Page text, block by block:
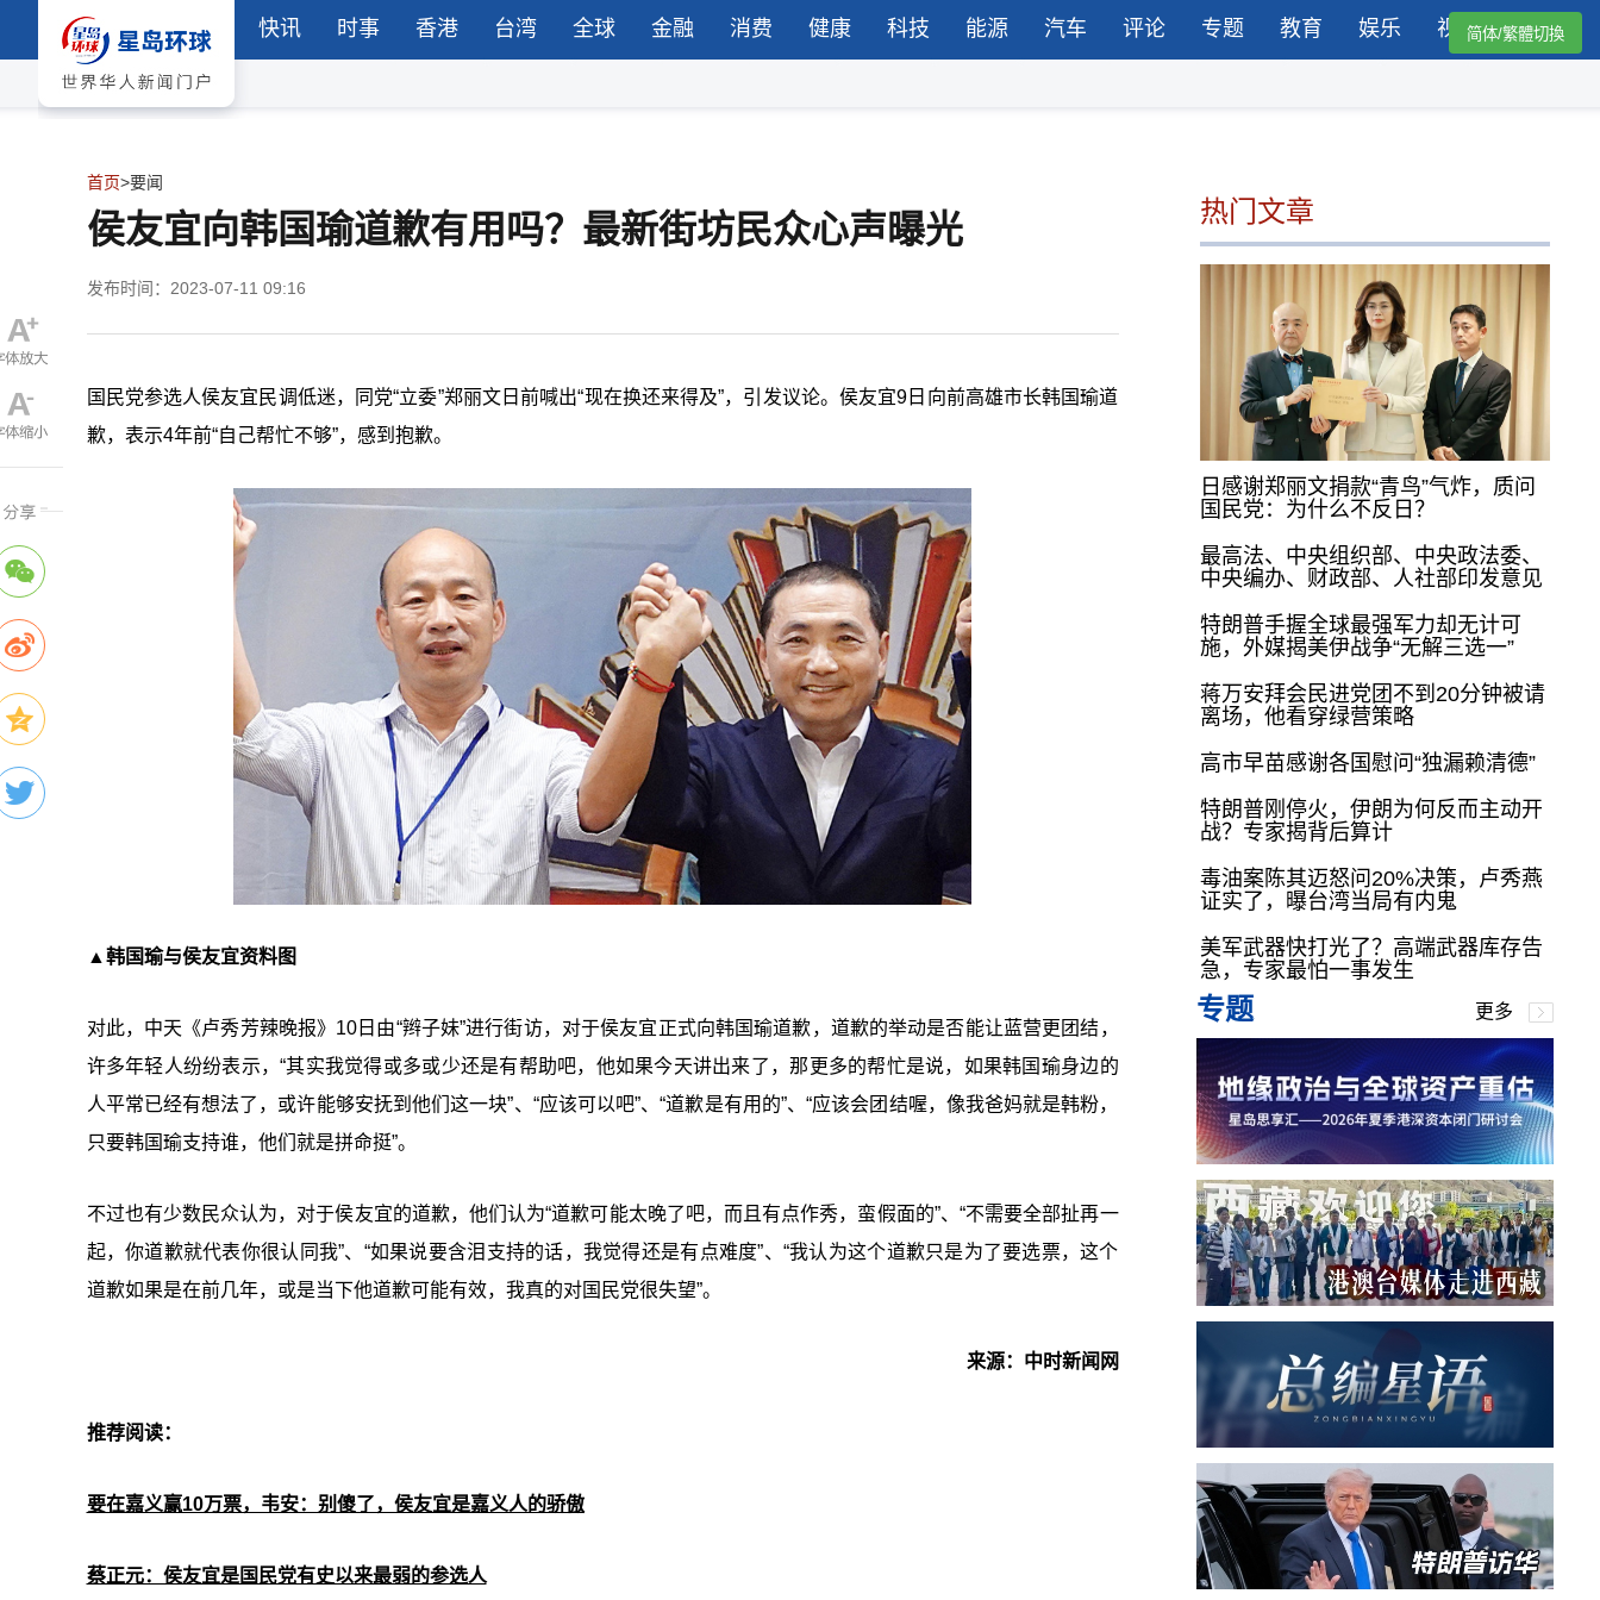
快讯 时事 香港 台湾 全球 金融 消费 健康 科技 能源 汽车 评论 专题 教育 娱乐 视频简体/繁體切換
首页>要闻
侯友宜向韩国瑜道歉有用吗？最新街坊民众心声曝光
发布时间：2023-07-11 09:16
国民党参选人侯友宜民调低迷，同党“立委”郑丽文日前喊出“现在换还来得及”，引发议论。侯友宜9日向前高雄市长韩国瑜道
歉，表示4年前“自己帮忙不够”，感到抱歉。
▲韩国瑜与侯友宜资料图
对此，中天《卢秀芳辣晚报》10日由“辫子妹”进行街访，对于侯友宜正式向韩国瑜道歉，道歉的举动是否能让蓝营更团结，
许多年轻人纷纷表示，“其实我觉得或多或少还是有帮助吧，他如果今天讲出来了，那更多的帮忙是说，如果韩国瑜身边的
人平常已经有想法了，或许能够安抚到他们这一块”、“应该可以吧”、“道歉是有用的”、“应该会团结喔，像我爸妈就是韩粉，
只要韩国瑜支持谁，他们就是拼命挺”。
不过也有少数民众认为，对于侯友宜的道歉，他们认为“道歉可能太晚了吧，而且有点作秀，蛮假面的”、“不需要全部扯再一
起，你道歉就代表你很认同我”、“如果说要含泪支持的话，我觉得还是有点难度”、“我认为这个道歉只是为了要选票，这个
道歉如果是在前几年，或是当下他道歉可能有效，我真的对国民党很失望”。
来源：中时新闻网
推荐阅读：
要在嘉义赢10万票，韦安：别傻了，侯友宜是嘉义人的骄傲
蔡正元：侯友宜是国民党有史以来最弱的参选人
热门文章
日感谢郑丽文捐款“青鸟”气炸，质问
国民党：为什么不反日？
最高法、中央组织部、中央政法委、
中央编办、财政部、人社部印发意见
特朗普手握全球最强军力却无计可
施，外媒揭美伊战争“无解三选一”
蒋万安拜会民进党团不到20分钟被请
离场，他看穿绿营策略
高市早苗感谢各国慰问“独漏赖清德”
特朗普刚停火，伊朗为何反而主动开
战？专家揭背后算计
毒油案陈其迈怒问20%决策，卢秀燕
证实了，曝台湾当局有内鬼
美军武器快打光了？高端武器库存告
急，专家最怕一事发生
专题 更多